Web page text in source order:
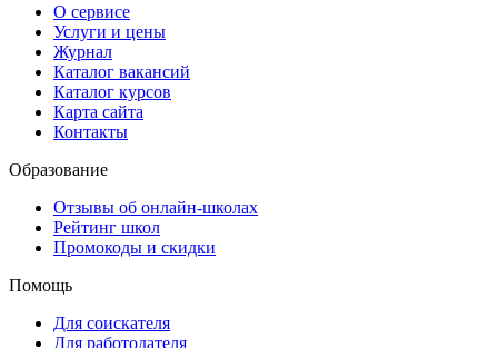
О сервисе
Услуги и цены
Журнал
Каталог вакансий
Каталог курсов
Карта сайта
Контакты
Образование
Отзывы об онлайн-школах
Рейтинг школ
Промокоды и скидки
Помощь
Для соискателя
Для работодателя